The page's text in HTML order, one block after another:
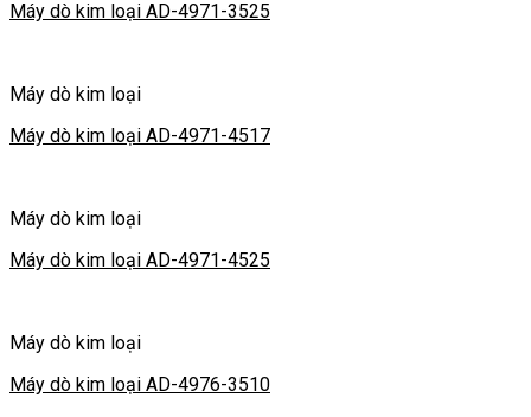
Máy dò kim loại AD-4971-3525
Máy dò kim loại
Máy dò kim loại AD-4971-4517
Máy dò kim loại
Máy dò kim loại AD-4971-4525
Máy dò kim loại
Máy dò kim loại AD-4976-3510